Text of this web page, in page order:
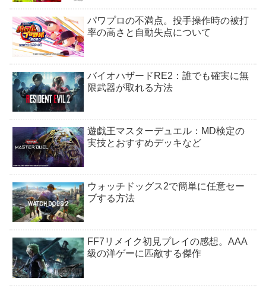
パワプロの不満点。投手操作時の被打
率の高さと自動失点について
バイオハザードRE2：誰でも確実に無
限武器が取れる方法
遊戯王マスターデュエル：MD検定の
実技とおすすめデッキなど
ウォッチドッグス2で簡単に任意セー
ブする方法
FF7リメイク初見プレイの感想。AAA
級の洋ゲーに匹敵する傑作